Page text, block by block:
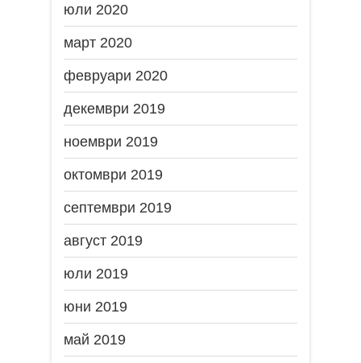
юли 2020
март 2020
февруари 2020
декември 2019
ноември 2019
октомври 2019
септември 2019
август 2019
юли 2019
юни 2019
май 2019